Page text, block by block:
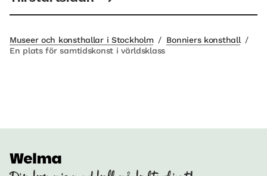
Museer och konsthallar i Stockholm / Bonniers konsthall /
En plats för samtidskonst i världsklass